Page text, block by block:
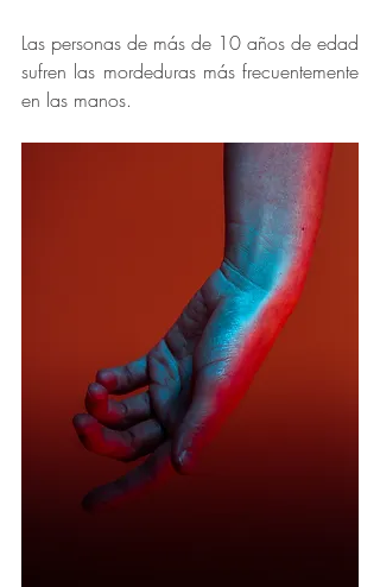
Las personas de más de 10 años de edad
sufren las mordeduras más frecuentemente
en las manos.